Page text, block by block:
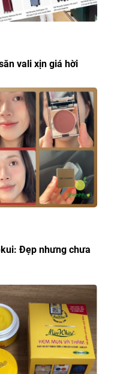
vali xịn giá hời
Đẹp nhưng chưa